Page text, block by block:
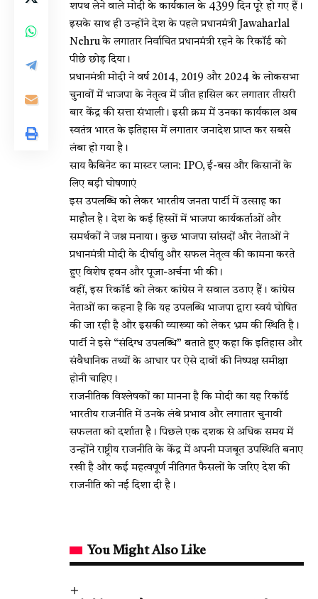
शपथ लेने वाले मोदी के कार्यकाल के 4399 दिन पूरे हो गए हैं।
इसके साथ ही उन्होंने देश के पहले प्रधानमंत्री Jawaharlal
Nehruके लगातार निर्वाचित प्रधानमंत्री रहने के रिकॉर्ड को
पीछे छोड़ दिया।
प्रधानमंत्री मोदी ने वर्ष 2014, 2019 और 2024 के लोकसभा
चुनावों में भाजपा के नेतृत्व में जीत हासिल कर लगातार तीसरी
बार केंद्र की सत्ता संभाली। इसी क्रम में उनका कार्यकाल अब
स्वतंत्र भारत के इतिहास में लगातार जनादेश प्राप्त कर सबसे
लंबा हो गया है।
साय कैबिनेट का मास्टर प्लान: IPO, ई-बस और किसानों के
लिए बड़ी घोषणाएं
इस उपलब्धि को लेकर भारतीय जनता पार्टी में उत्साह का
माहौल है। देश के कई हिस्सों में भाजपा कार्यकर्ताओं और
समर्थकों ने जश्न मनाया। कुछ भाजपा सांसदों और नेताओं ने
प्रधानमंत्री मोदी के दीर्घायु और सफल नेतृत्व की कामना करते
हुए विशेष हवन और पूजा-अर्चना भी की।
वहीं, इस रिकॉर्ड को लेकर कांग्रेस ने सवाल उठाए हैं। कांग्रेस
नेताओं का कहना है कि यह उपलब्धि भाजपा द्वारा स्वयं घोषित
की जा रही है और इसकी व्याख्या को लेकर भ्रम की स्थिति है।
पार्टी ने इसे “संदिग्ध उपलब्धि” बताते हुए कहा कि इतिहास और
संवैधानिक तथ्यों के आधार पर ऐसे दावों की निष्पक्ष समीक्षा
होनी चाहिए।
राजनीतिक विश्लेषकों का मानना है कि मोदी का यह रिकॉर्ड
भारतीय राजनीति में उनके लंबे प्रभाव और लगातार चुनावी
सफलता को दर्शाता है। पिछले एक दशक से अधिक समय में
उन्होंने राष्ट्रीय राजनीति के केंद्र में अपनी मजबूत उपस्थिति बनाए
रखी है और कई महत्वपूर्ण नीतिगत फैसलों के जरिए देश की
राजनीति को नई दिशा दी है।
You Might Also Like